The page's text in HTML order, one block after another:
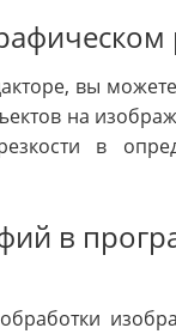
вы
на
в
в